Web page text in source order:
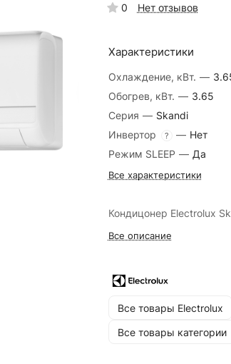
0 Нет отзывов
Характеристики
Охлаждение, кВт. —
Обогрев, кВт. — 3.65
Серия — Skandi
Инвертор
? — Нет
Режим SLEEP — Да
Все характеристики
Кондицонер Electrolux
Все описание
Все товары Electrolux
Все товары категории